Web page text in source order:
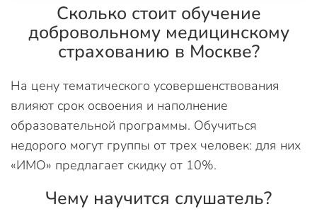
Сколько стоит обучение
добровольному медицинскому
страхованию в Москве?
На цену тематического усовершенствования
влияют срок освоения и наполнение
образовательной программы. Обучиться
недорого могут группы от трех человек: для них
«ИМО» предлагает скидку от 10%.
Чему научится слушатель?